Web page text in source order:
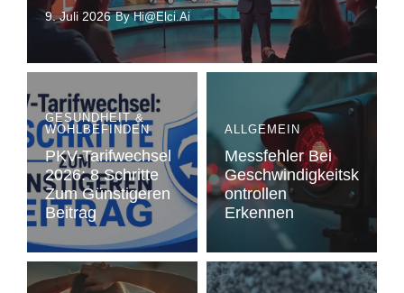
9. Juli 2026 By Hi@elci.ai
GESUNDHEIT &
WOHLBEFINDEN
PKV-Tarifwechsel
2026: 8 Schritte
Zum Günstigeren
Beitrag
ALLGEMEIN
Messfehler Bei
Geschwindigkeitsk
Ontrollen
Erkennen